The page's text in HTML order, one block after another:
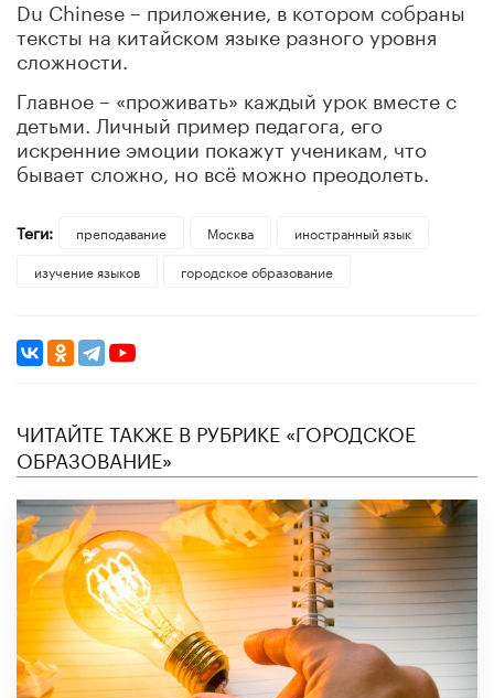
Du Chinese – приложение, в котором собраны
тексты на китайском языке разного уровня
сложности.
Главное – «проживать» каждый урок вместе с
детьми. Личный пример педагога, его
искренние эмоции покажут ученикам, что
бывает сложно, но всё можно преодолеть.
Теги: преподавание Москва
иностранный язык
изучение языков
городское образование
ЧИТАЙТЕ ТАКЖЕ В РУБРИКЕ «ГОРОДСКОЕ
ОБРАЗОВАНИЕ»